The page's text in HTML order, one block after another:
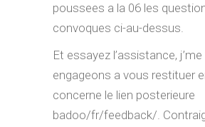
poussees a la 06 les
convoques ci-au-dessus.
Et essayez l’assistance,
engageons a vous restituer
concerne le lien posterieure
badoo/fr/feedback/.